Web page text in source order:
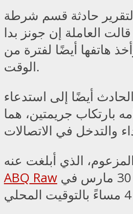
حادثة قسم شرطة
قالت العاملة إن جونز بدا
هاتفها أيضًا لفترة من
الوقت.
أيضًا إلى استدعاء
بارتكاب جريمتين، هما
الذي أبلغت عنه
ABQ Raw